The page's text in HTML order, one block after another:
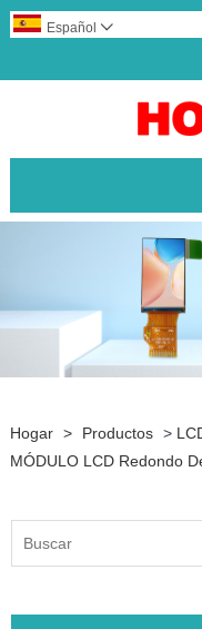
Español 
Hogar > Productos >
MÓDULO LCD Redondo